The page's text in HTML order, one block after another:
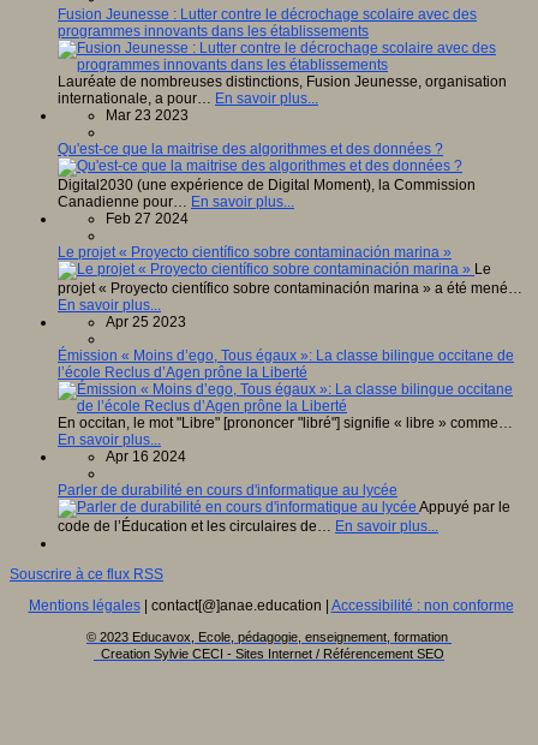
Fusion Jeunesse : Lutter contre le décrochage scolaire avec des
programmes innovants dans les établissements
Lauréate de nombreuses distinctions, Fusion Jeunesse, organisation
internationale, a pour… En savoir plus...
Mar 23 2023
Qu'est-ce que la maitrise des algorithmes et des données ?
Digital2030 (une expérience de Digital Moment), la Commission
Canadienne pour… En savoir plus...
Feb 27 2024
Le projet « Proyecto científico sobre contaminación marina »
Le
projet « Proyecto científico sobre contaminación marina » a été mené…
En savoir plus...
Apr 25 2023
Émission « Moins d’ego, Tous égaux »: La classe bilingue occitane de
l’école Reclus d’Agen prône la Liberté
En occitan, le mot "Libre" [prononcer "libré"] signifie « libre » comme…
En savoir plus...
Apr 16 2024
Parler de durabilité en cours d'informatique au lycée
Appuyé par le
code de l’Éducation et les circulaires de… En savoir plus...
Souscrire à ce flux RSS
Mentions légales| contact[@]anae.education | Accessibilité : non conforme
© 2023 Educavox, Ecole, pédagogie, enseignement, formation
Creation Sylvie CECI - Sites Internet / Référencement SEO